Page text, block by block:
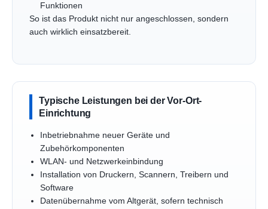
Funktionen
So ist das Produkt nicht nur angeschlossen, sondern
auch wirklich einsatzbereit.
Typische Leistungen bei der Vor-Ort-
Einrichtung
Inbetriebnahme neuer Geräte und
Zubehörkomponenten
WLAN- und Netzwerkeinbindung
Installation von Druckern, Scannern, Treibern und
Software
Datenübernahme vom Altgerät, sofern technisch